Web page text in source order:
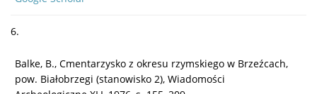
6.
Balke, B., Cmentarzysko z okresu rzymskiego w Brzeźcach,
pow. Białobrzegi (stanowisko 2), Wiadomości